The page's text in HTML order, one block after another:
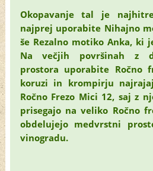
Okopavanje tal je
najprej uporabite Nihajno
še Rezalno motiko Anka, ki
Na večjih površinah z
prostora uporabite Ročno
koruzi in krompirju
Ročno Frezo Mici 12, saj z
prisegajo na veliko Ročno
obdelujejo medvrstni
vinogradu.